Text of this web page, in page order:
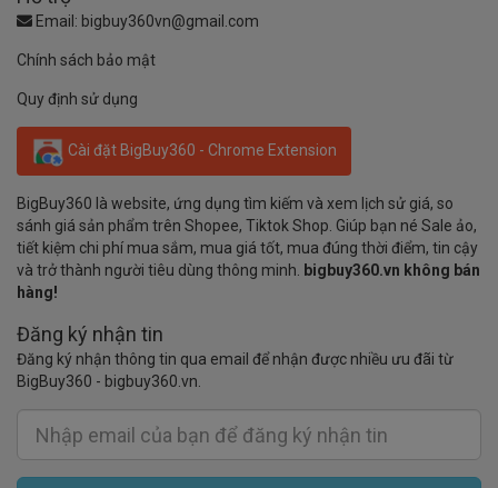
Email: bigbuy360vn@gmail.com
Chính sách bảo mật
Quy định sử dụng
Cài đặt BigBuy360 - Chrome Extension
BigBuy360 là website, ứng dụng tìm kiếm và xem lịch sử giá, so
sánh giá sản phẩm trên Shopee, Tiktok Shop. Giúp bạn né Sale ảo,
tiết kiệm chi phí mua sắm, mua giá tốt, mua đúng thời điểm, tin cậy
và trở thành người tiêu dùng thông minh. bigbuy360.vn không bán
hàng!
Đăng ký nhận tin
Đăng ký nhận thông tin qua email để nhận được nhiều ưu đãi từ
BigBuy360 - bigbuy360.vn.